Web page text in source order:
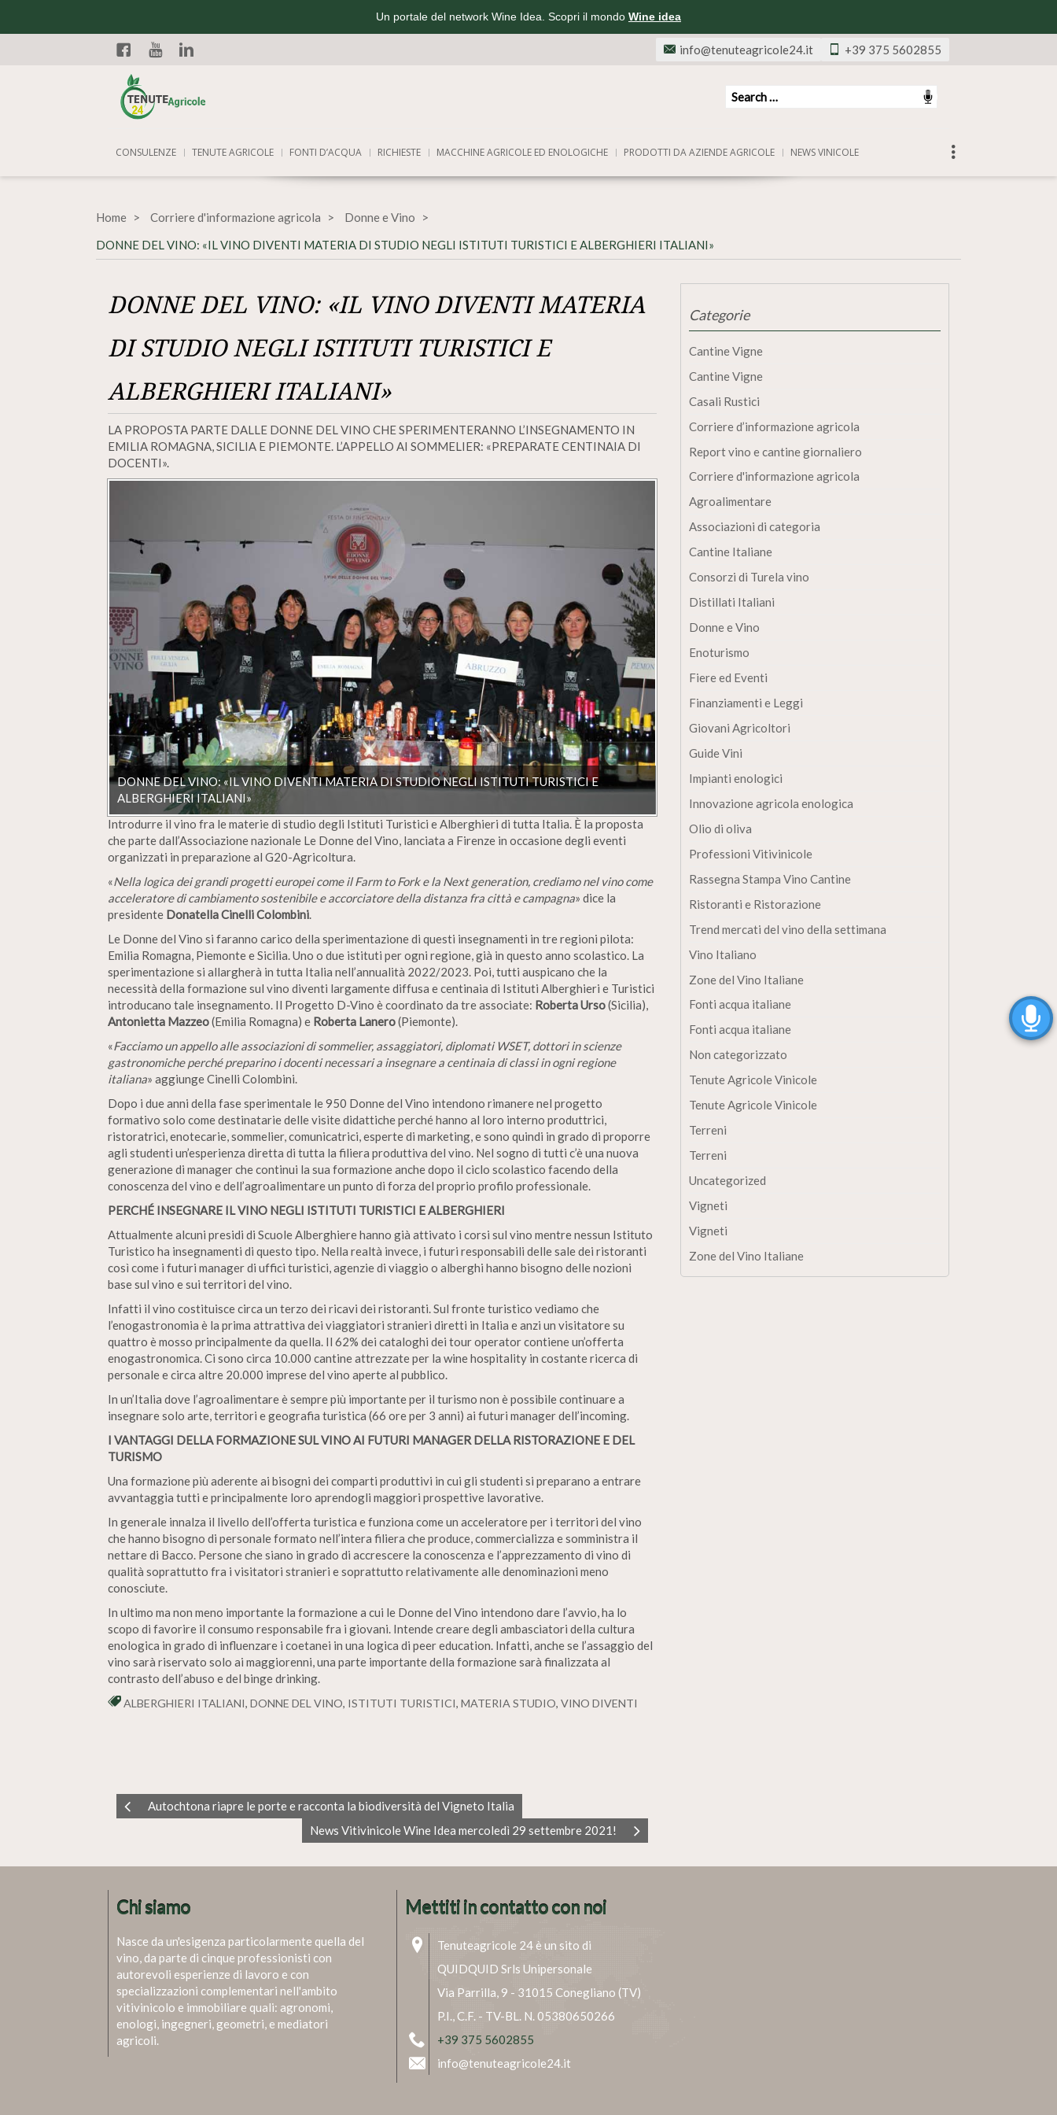
Un portale del network Wine Idea. Scopri il mondo Wine idea
Facebook
+39 375 5602855
info@tenuteagricole24.it
CONSULENZE TENUTE AGRICOLE FONTI D’ACQUA RICHIESTE MACCHINE AGRICOLE ED ENOLOGICHE PRODOTTI DA AZIENDE AGRICOLE NEWS VINICOLE
Home Corriere d'informazione agricola
Donne e Vino
DONNE DEL VINO: «IL VINO DIVENTI MATERIA DI STUDIO NEGLI ISTITUTI TURISTICI E ALBERGHIERI ITALIANI»
DONNE DEL VINO: «IL VINO DIVENTI MATERIA
DI STUDIO NEGLI ISTITUTI TURISTICI E
ALBERGHIERI ITALIANI»
LA PROPOSTA PARTE DALLE DONNE DEL VINO CHE SPERIMENTERANNO L’INSEGNAMENTO IN
EMILIA ROMAGNA, SICILIA E PIEMONTE. L’APPELLO AI SOMMELIER: «PREPARATE CENTINAIA DI
DOCENTI».
DONNE DEL VINO: «IL VINO DIVENTI MATERIA DI STUDIO NEGLI ISTITUTI TURISTICI E
ALBERGHIERI ITALIANI»
Introdurre il vino fra le materie di studio degli Istituti Turistici e Alberghieri di tutta Italia. È la proposta
che parte dall’Associazione nazionale Le Donne del Vino, lanciata a Firenze in occasione degli eventi
organizzati in preparazione al G20-Agricoltura.
«Nella logica dei grandi progetti europei come il Farm to Fork e la Next generation, crediamo nel vino come
acceleratore di cambiamento sostenibile e accorciatore della distanza fra città e campagna» dice la
presidente Donatella Cinelli Colombini.
Le Donne del Vino si faranno carico della sperimentazione di questi insegnamenti in tre regioni pilota:
Emilia Romagna, Piemonte e Sicilia. Uno o due istituti per ogni regione, già in questo anno scolastico. La
sperimentazione si allargherà in tutta Italia nell’annualità 2022/2023. Poi, tutti auspicano che la
necessità della formazione sul vino diventi largamente diffusa e centinaia di Istituti Alberghieri e Turistici
introducano tale insegnamento. Il Progetto D-Vino è coordinato da tre associate: Roberta Urso(Sicilia),
Antonietta Mazzeo(Emilia Romagna) e Roberta Lanero(Piemonte).
«Facciamo un appello alle associazioni di sommelier, assaggiatori, diplomati WSET, dottori in scienze
gastronomiche perché preparino i docenti necessari a insegnare a centinaia di classi in ogni regione
italiana» aggiunge Cinelli Colombini.
Dopo i due anni della fase sperimentale le 950 Donne del Vino intendono rimanere nel progetto
formativo solo come destinatarie delle visite didattiche perché hanno al loro interno produttrici,
ristoratrici, enotecarie, sommelier, comunicatrici, esperte di marketing, e sono quindi in grado di proporre
agli studenti un’esperienza diretta di tutta la filiera produttiva del vino. Nel sogno di tutti c’è una nuova
generazione di manager che continui la sua formazione anche dopo il ciclo scolastico facendo della
conoscenza del vino e dell’agroalimentare un punto di forza del proprio profilo professionale.
PERCHÉ INSEGNARE IL VINO NEGLI ISTITUTI TURISTICI E ALBERGHIERI
Attualmente alcuni presidi di Scuole Alberghiere hanno già attivato i corsi sul vino mentre nessun Istituto
Turistico ha insegnamenti di questo tipo. Nella realtà invece, i futuri responsabili delle sale dei ristoranti
così come i futuri manager di uffici turistici, agenzie di viaggio o alberghi hanno bisogno delle nozioni
base sul vino e sui territori del vino.
Infatti il vino costituisce circa un terzo dei ricavi dei ristoranti. Sul fronte turistico vediamo che
l’enogastronomia è la prima attrattiva dei viaggiatori stranieri diretti in Italia e anzi un visitatore su
quattro è mosso principalmente da quella. Il 62% dei cataloghi dei tour operator contiene un’offerta
enogastronomica. Ci sono circa 10.000 cantine attrezzate per la wine hospitality in costante ricerca di
personale e circa altre 20.000 imprese del vino aperte al pubblico.
In un’Italia dove l’agroalimentare è sempre più importante per il turismo non è possibile continuare a
insegnare solo arte, territori e geografia turistica (66 ore per 3 anni) ai futuri manager dell’incoming.
I VANTAGGI DELLA FORMAZIONE SUL VINO AI FUTURI MANAGER DELLA RISTORAZIONE E DEL
TURISMO
Una formazione più aderente ai bisogni dei comparti produttivi in cui gli studenti si preparano a entrare
avvantaggia tutti e principalmente loro aprendogli maggiori prospettive lavorative.
In generale innalza il livello dell’offerta turistica e funziona come un acceleratore per i territori del vino
che hanno bisogno di personale formato nell’intera filiera che produce, commercializza e somministra il
nettare di Bacco. Persone che siano in grado di accrescere la conoscenza e l’apprezzamento di vino di
qualità soprattutto fra i visitatori stranieri e soprattutto relativamente alle denominazioni meno
conosciute.
In ultimo ma non meno importante la formazione a cui le Donne del Vino intendono dare l’avvio, ha lo
scopo di favorire il consumo responsabile fra i giovani. Intende creare degli ambasciatori della cultura
enologica in grado di influenzare i coetanei in una logica di peer education. Infatti, anche se l’assaggio del
vino sarà riservato solo ai maggiorenni, una parte importante della formazione sarà finalizzata al
contrasto dell’abuso e del binge drinking.
ALBERGHIERI ITALIANI, DONNE DEL VINO, ISTITUTI TURISTICI, MATERIA STUDIO, VINO DIVENTI
Autochtona riapre le porte e racconta la biodiversità del Vigneto Italia
News Vitivinicole Wine Idea mercoledì 29 settembre 2021!
Categorie
Cantine Vigne
Cantine Vigne
Casali Rustici
Corriere d’informazione agricola
Report vino e cantine giornaliero
Corriere d'informazione agricola
Agroalimentare
Associazioni di categoria
Cantine Italiane
Consorzi di Turela vino
Distillati Italiani
Donne e Vino
Enoturismo
Fiere ed Eventi
Finanziamenti e Leggi
Giovani Agricoltori
Guide Vini
Impianti enologici
Innovazione agricola enologica
Olio di oliva
Professioni Vitivinicole
Rassegna Stampa Vino Cantine
Ristoranti e Ristorazione
Trend mercati del vino della settimana
Vino Italiano
Zone del Vino Italiane
Fonti acqua italiane
Fonti acqua italiane
Non categorizzato
Tenute Agricole Vinicole
Tenute Agricole Vinicole
Terreni
Terreni
Uncategorized
Vigneti
Vigneti
Zone del Vino Italiane
Chi siamo
Nasce da un'esigenza particolarmente quella del
vino, da parte di cinque professionisti con
autorevoli esperienze di lavoro e con
specializzazioni complementari nell'ambito
vitivinicolo e immobiliare quali: agronomi,
enologi, ingegneri, geometri, e mediatori
agricoli.
Mettiti in contatto con noi
Tenuteagricole 24 è un sito di
QUIDQUID Srls Unipersonale
Via Parrilla, 9 - 31015 Conegliano (TV)
P.I., C.F. - TV-BL. N. 05380650266
+39 375 5602855
info@tenuteagricole24.it